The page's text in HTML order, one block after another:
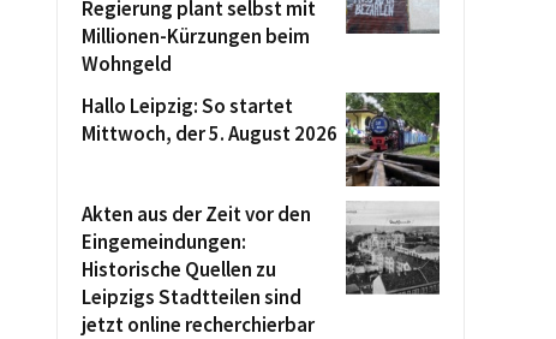
Regierung plant selbst mit
Millionen-Kürzungen beim
Wohngeld
Hallo Leipzig: So startet
Mittwoch, der 5. August 2026
Akten aus der Zeit vor den
Eingemeindungen:
Historische Quellen zu
Leipzigs Stadtteilen sind
jetzt online recherchierbar